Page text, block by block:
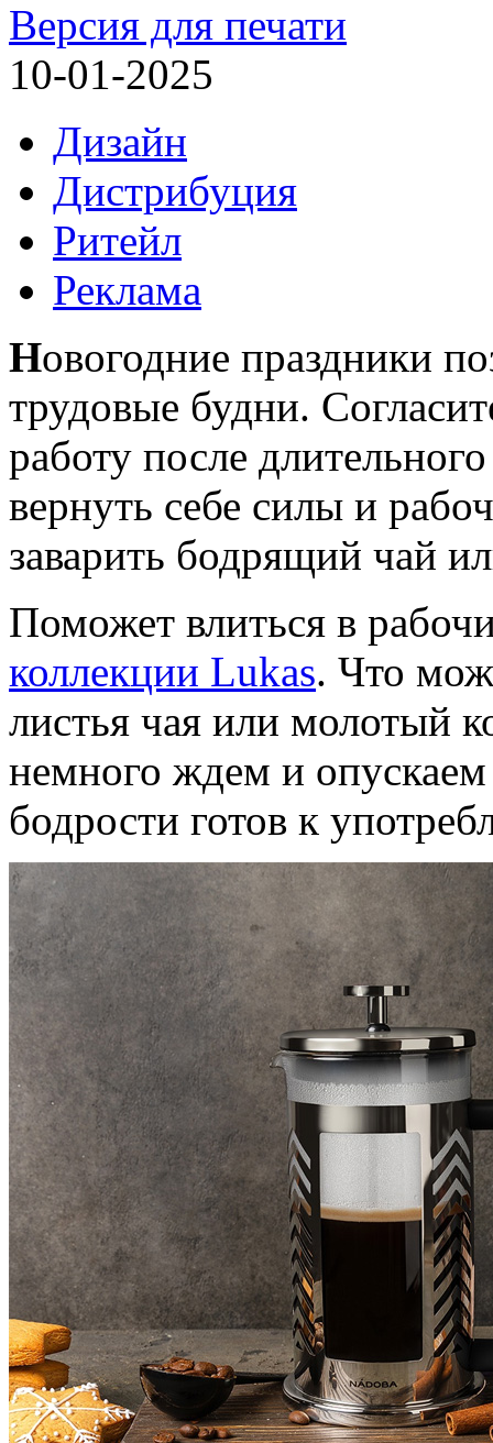
Версия для печати
10-01-2025
Дизайн
Дистрибуция
Ритейл
Реклама
Новогодние праздники
трудовые будни.
работу после
вернуть себе силы и
заварить бодрящий чай
Поможет влиться в
коллекции Lukas. Что
листья чая или молотый
немного ждем и
бодрости готов к